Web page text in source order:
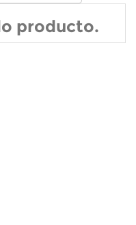
producto.